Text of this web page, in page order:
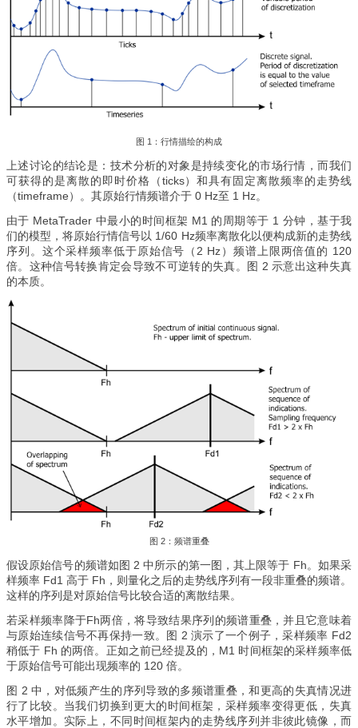
图 1：行情描绘的构成
上述讨论的结论是：技术分析的对象是持续变化的市场行情，而我们
可获得的是离散的即时价格（ticks）和具有固定离散频率的走势线
（timeframe）。其原始行情频谱介于 0 Hz至 1 Hz。
由于 MetaTrader 中最小的时间框架 M1 的周期等于 1 分钟，基于我
们的模型，将原始行情信号以 1/60 Hz频率离散化以便构成新的走势线
序列。这个采样频率低于原始信号（2 Hz）频谱上限两倍值的 120
倍。这种信号转换肯定会导致不可逆转的失真。图 2 示意出这种失真
的本质。
图 2：频谱重叠
假设原始信号的频谱如图 2 中所示的第一图，其上限等于 Fh。如果采
样频率 Fd1 高于 Fh，则量化之后的走势线序列有一段非重叠的频谱。
这样的序列是对原始信号比较合适的离散结果。
若采样频率降于Fh两倍，将导致结果序列的频谱重叠，并且它意味着
与原始连续信号不再保持一致。图 2 演示了一个例子，采样频率 Fd2
稍低于 Fh 的两倍。正如之前已经提及的，M1 时间框架的采样频率低
于原始信号可能出现频率的 120 倍。
图 2 中，对低频产生的序列导致的多频谱重叠，和更高的失真情况进
行了比较。当我们切换到更大的时间框架，采样频率变得更低，失真
水平增加。实际上，不同时间框架内的走势线序列并非彼此镜像，而